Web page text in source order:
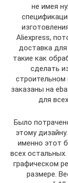
не имея
Aliexpress,
доставка
такие как
сделать
строительном
заказаны на
для
Было
этому
именно этот
всех
графическом
размере.